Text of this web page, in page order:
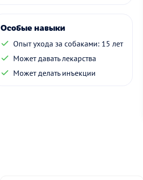
Особые навыки
Опыт ухода за собаками: 15 лет
Может давать лекарства
Может делать инъекции